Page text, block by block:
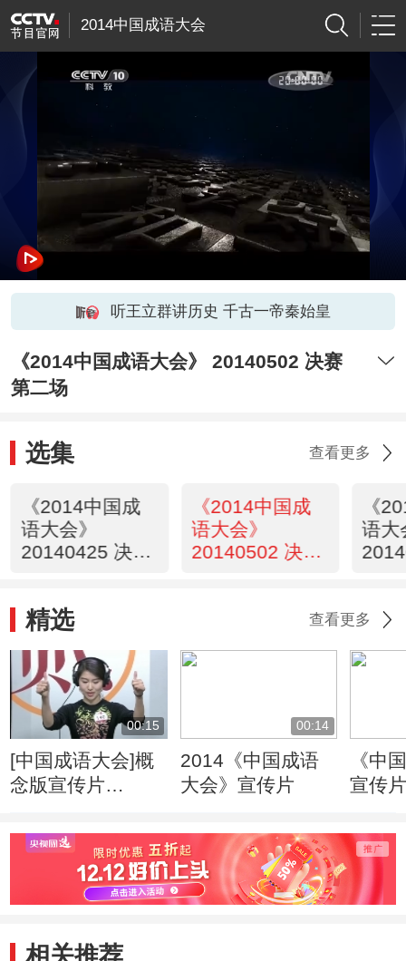
2014中国成语大会
听王立群讲历史 千古一帝秦始皇
《2014中国成语大会》 20140502 决赛
第二场
选集 查看更多
《2014中国成
语大会》
20140425 决赛
《2014中国成
语大会》
20140502 决赛
《
语大
精选 查看更多
00:15
[中国成语大会]概
念版宣传片
00:14
2014《中国成语
大会》宣传片
《中
宣传
相关推荐